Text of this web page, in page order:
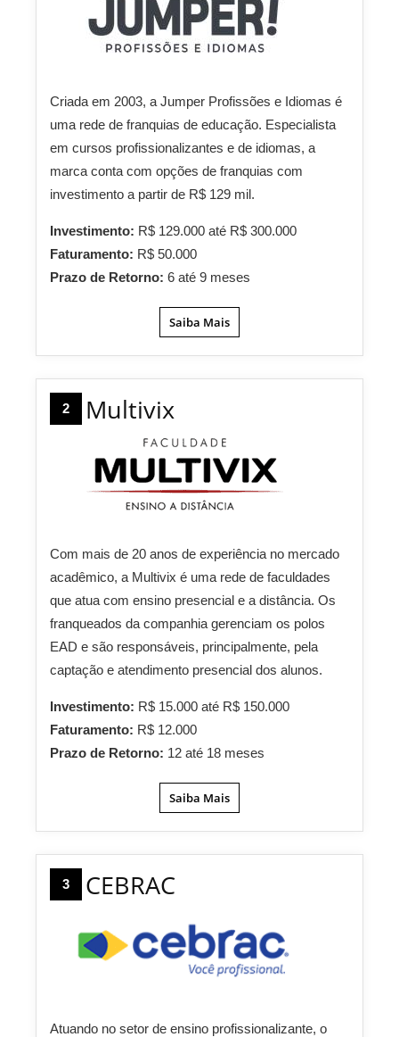
Criada em 2003, a Jumper Profissões e Idiomas é
uma rede de franquias de educação. Especialista
em cursos profissionalizantes e de idiomas, a
marca conta com opções de franquias com
investimento a partir de R$ 129 mil.
Investimento: R$ 129.000 até R$ 300.000
Faturamento: R$ 50.000
Prazo de Retorno: 6 até 9 meses
Saiba Mais
2 Multivix
Com mais de 20 anos de experiência no mercado
acadêmico, a Multivix é uma rede de faculdades
que atua com ensino presencial e a distância. Os
franqueados da companhia gerenciam os polos
EAD e são responsáveis, principalmente, pela
captação e atendimento presencial dos alunos.
Investimento: R$ 15.000 até R$ 150.000
Faturamento: R$ 12.000
Prazo de Retorno: 12 até 18 meses
Saiba Mais
3 CEBRAC
Atuando no setor de ensino profissionalizante, o